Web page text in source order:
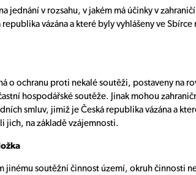
jednání v rozsahu, v jakém má účinky v
vázána a které byly vyhlášeny ve
o ochranu proti nekalé soutěži, postaveny na
hospodářské soutěže. Jinak mohou
smluv, jimiž je Česká republika vázána a
jich, na základě vzájemnosti.
jinému soutěžní činnost území, okruh činnosti